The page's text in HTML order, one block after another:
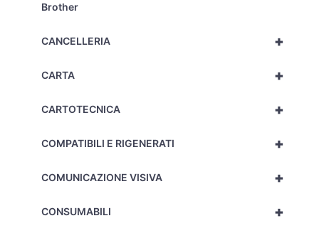
Brother
+
CANCELLERIA
+
CARTA
+
CARTOTECNICA
+
COMPATIBILI E RIGENERATI
+
COMUNICAZIONE VISIVA
+
CONSUMABILI